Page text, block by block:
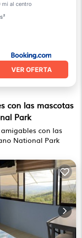
mi al centro
VER OFERTA
con las mascotas
Park
con las
National Park